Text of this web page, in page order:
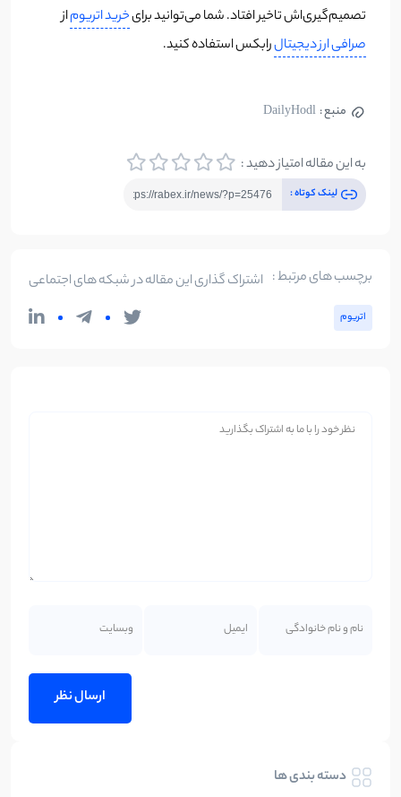
تصمیم‌گیری‌اش تاخیر افتاد. شما می‌توانید برایخرید اتریوماز
صرافی ارز دیجیتالرابکس استفاده کنید.
منبع : DailyHodl
به این مقاله امتیاز دهید :
لینک کوتاه :
برچسب های مرتبط :
اتریوم
اشتراک گذاری این مقاله در شبکه های اجتماعی
دسته بندی ها